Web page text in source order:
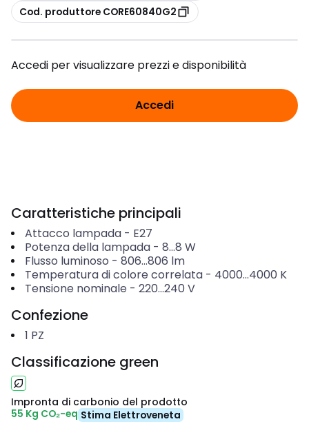
copia
Cod. produttore CORE60840G2
Accedi per visualizzare prezzi e disponibilità
Accedi
Caratteristiche principali
Attacco lampada- E27
Potenza della lampada- 8...8 W
Flusso luminoso - 806...806 lm
Temperatura di colore correlata- 4000...4000 K
Tensione nominale - 220...240 V
Confezione
1 PZ
Classificazione green
Impronta di carbonio del prodotto
55 Kg CO₂-eq Stima Elettroveneta